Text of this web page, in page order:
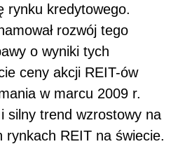
rynku kredytowego.
rozwój tego
o wyniki tych
ceny akcji REIT-ów
w marcu 2009 r.
silny trend wzrostowy na
rynkach REIT na świecie.